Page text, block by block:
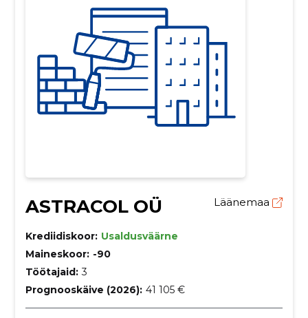
ASTRACOL OÜ Läänemaa
Krediidiskoor: Usaldusväärne
Maineskoor: -90
Töötajaid: 3
Prognooskäive (2026): 41 105 €